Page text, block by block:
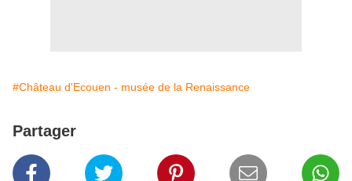
#Château d'Ecouen - musée de la Renaissance
Partager